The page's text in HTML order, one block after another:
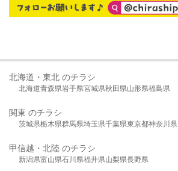
北海道・東北 のチラシ
北海道青森県岩手県宮城県秋田県山形県福島県
関東 のチラシ
茨城県栃木県群馬県埼玉県千葉県東京都神奈川県
甲信越・北陸 のチラシ
新潟県富山県石川県福井県山梨県長野県